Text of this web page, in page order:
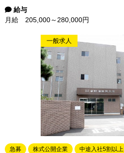
給与
月給 205,000～280,000円
一般求人
急募 株式公開企業 中途入社5割以上